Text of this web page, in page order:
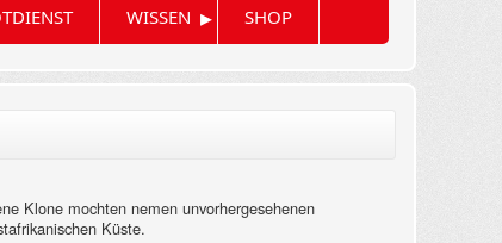
WISSEN ▸ SHOP
Klone mochten nemen unvorhergesehenen
Küste.